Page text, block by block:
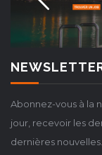
Abonnez-vous à la
jour, recevoir les
dernières nouvelles.